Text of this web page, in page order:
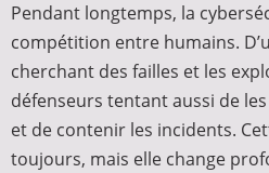
Pendant longtemps, la
compétition entre humains.
cherchant des failles et les
défenseurs tentant aussi de
et de contenir les incidents.
toujours, mais elle change